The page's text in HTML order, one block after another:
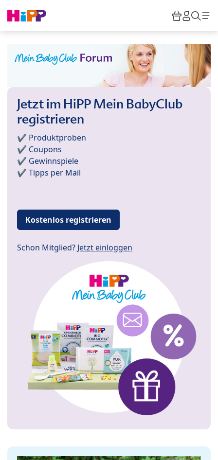
HiPP
Jetzt im HiPP Mein BabyClub
registrieren
✔️ Produktproben
✔️ Coupons
✔️ Gewinnspiele
✔️ Tipps per Mail
Kostenlos registrieren
Schon Mitglied? Jetzt einloggen